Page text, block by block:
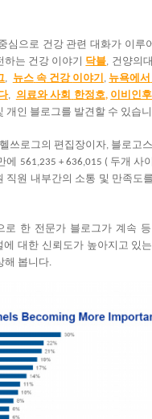
심으로 건강 관련 대화가 이루
하는 건강 이야기 닥블, 건양의대
, 뉴스 속 건강 이야기 , 뉴욕에서
, 의료와 사회 한정호, 이비인
개인 블로그를 발견할 수 있습
쓰로그의 편집장이자, 블로고
에 561,235 + 636,015 ( 두개 사
직원 내부간의 소통 및 만족도를
로 한 전문가 블로그가 계속
에 대한 신뢰도가 높아지고 있는
해 봅니다.